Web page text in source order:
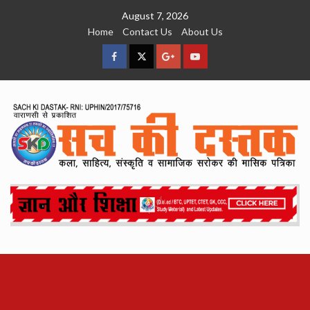
August 7, 2026
Home
Contact Us About Us
facebookTwitterGoogleYouTube